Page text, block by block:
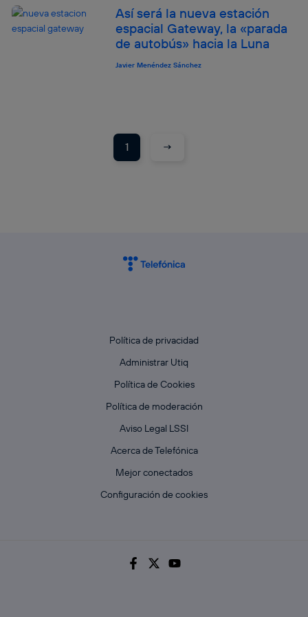
Así será la nueva estación
espacial Gateway, la «parada
de autobús» hacia la Luna
Javier Menéndez Sánchez
1 →
Política de privacidad
Administrar Utiq
Política de Cookies
Política de moderación
Aviso Legal LSSI
Acerca de Telefónica
Mejor conectados
Configuración de cookies